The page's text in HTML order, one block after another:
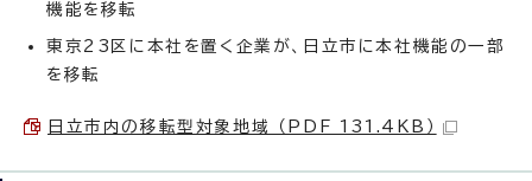
機能を移転
東京23区に本社を置く企業が、日立市に本社機能の一部
を移転
日立市内の移転型対象地域 （PDF 131.4KB）